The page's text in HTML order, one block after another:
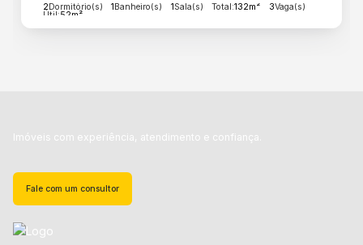
2Dormitório(s) 1Banheiro(s) 1Sala(s) Total:132m² 3Vaga(s)
Útil:52m²
Imóveis com experiência, atendimento e confiança.
Fale com um consultor